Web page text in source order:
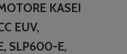
KASEI
EUV,
SLP600-E,